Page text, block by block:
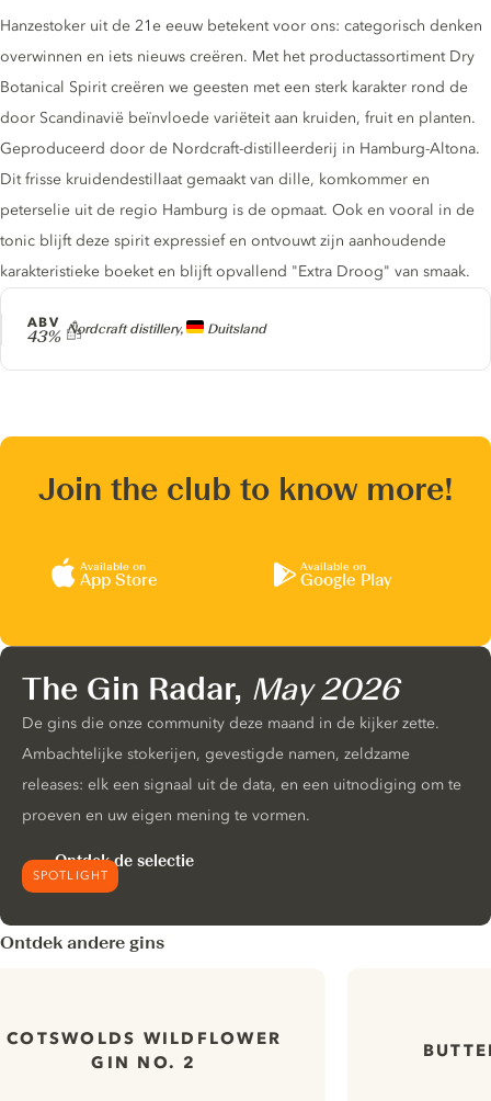
Producer
Nordcraft distillery, Duitsland
ABV
43%
Gin description
Hanzestoker uit de 21e eeuw betekent voor ons: categorisch denken
overwinnen en iets nieuws creëren. Met het productassortiment Dry
Botanical Spirit creëren we geesten met een sterk karakter rond de
door Scandinavië beïnvloede variëteit aan kruiden, fruit en planten.
Geproduceerd door de Nordcraft-distilleerderij in Hamburg-Altona.
Dit frisse kruidendestillaat gemaakt van dille, komkommer en
peterselie uit de regio Hamburg is de opmaat. Ook en vooral in de
tonic blijft deze spirit expressief en ontvouwt zijn aanhoudende
karakteristieke boeket en blijft opvallend "Extra Droog" van smaak.
Join the club to know more!
Available on
App Store
Available on
Google Play
SPOTLIGHT
The Gin Radar, May 2026
De gins die onze community deze maand in de kijker zette.
Ambachtelijke stokerijen, gevestigde namen, zeldzame
releases: elk een signaal uit de data, en een uitnodiging om te
proeven en uw eigen mening te vormen.
Ontdek de selectie
Ontdek andere gins
COTSWOLDS WILDFLOWER
GIN NO. 2